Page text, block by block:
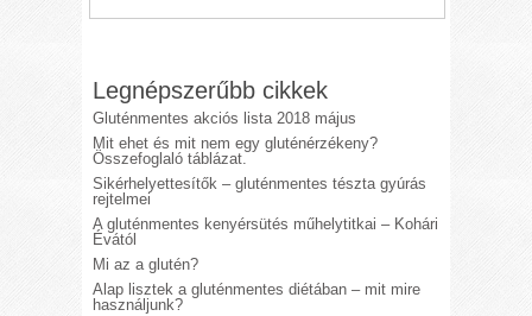
Legnépszerűbb cikkek
Gluténmentes akciós lista 2018 május
Mit ehet és mit nem egy gluténérzékeny?
Összefoglaló táblázat.
Sikérhelyettesítők – gluténmentes tészta gyúrás
rejtelmei
A gluténmentes kenyérsütés műhelytitkai – Kohári
Évától
Mi az a glutén?
Alap lisztek a gluténmentes diétában – mit mire
használjunk?